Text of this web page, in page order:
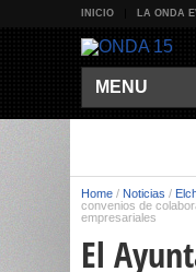
INICIO LA ONDA
MENU
Home / Noticias /
convenios de
empresariales
El